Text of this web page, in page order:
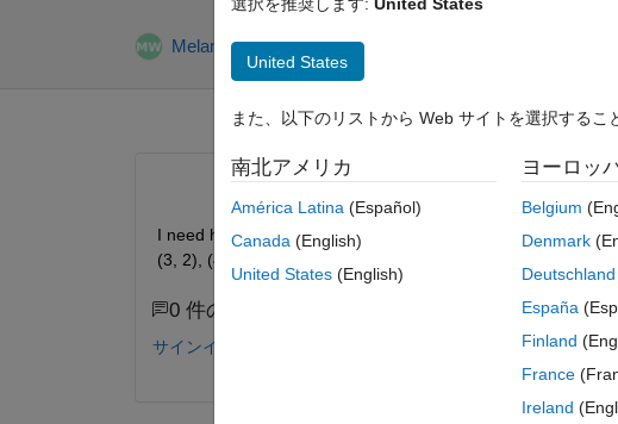
Melanie Wroblewski 2022 11 月 29
I need help writing a matlab function that numerically
(3 2) (4
0 件のコメント
サインインしてコメントする。
選択を推奨します: United States
United States
また、以下のリストから Web サイトを選択するこ
南北アメリカ
América Latina (Español)
Canada (English)
United States (English)
ヨーロッ
Belgium
Denmark
Deutschland
España
Finland
France
Ireland